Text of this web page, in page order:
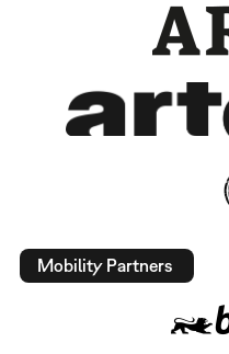
Mobility Partners